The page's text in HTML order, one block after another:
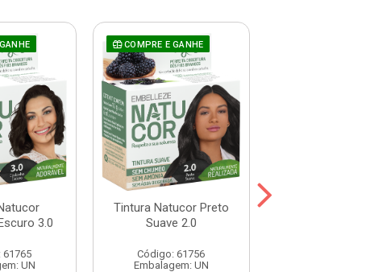
3.0
61765
UN
COMPRE E GANHE
Tintura Natucor Preto
Suave 2.0
Código: 61756
Embalagem: UN